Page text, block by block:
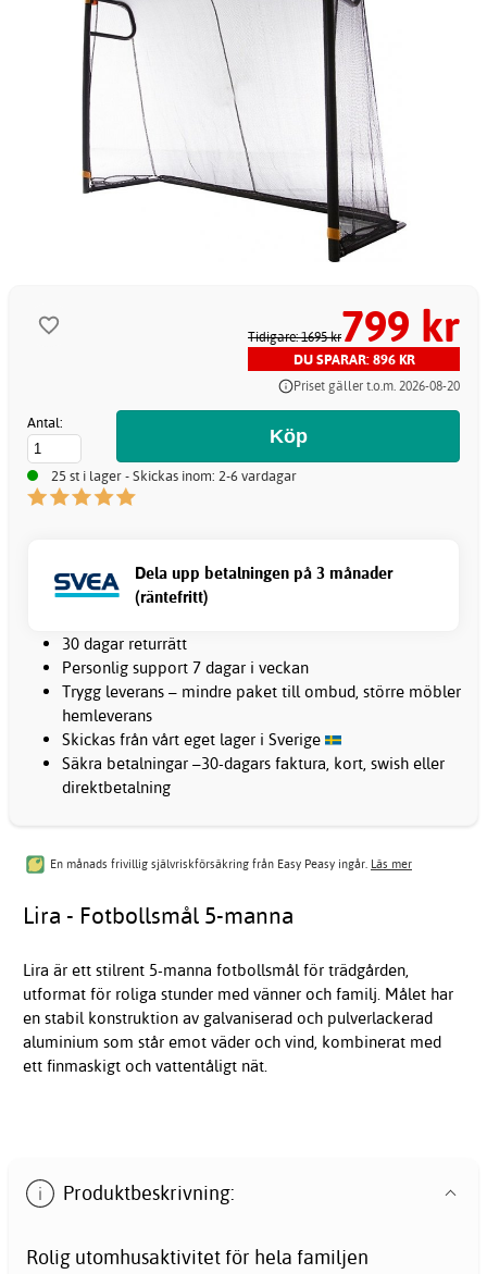
Tidigare: 1695 kr799 kr
DU SPARAR: 896 KR
Priset gäller t.o.m. 2026-08-20
Antal:
25 st i lager - Skickas inom: 2-6 vardagar
Dela upp betalningen på 3 månader
(räntefritt)
30 dagar returrätt
Personlig support 7 dagar i veckan
Trygg leverans – mindre paket till ombud, större möbler
hemleverans
Skickas från vårt eget lager i Sverige
Säkra betalningar –30-dagars faktura, kort, swish eller
direktbetalning
En månads frivillig självriskförsäkring från Easy Peasy ingår. Läs mer
Lira - Fotbollsmål 5-manna
Lira är ett stilrent 5-manna fotbollsmål för trädgården,
utformat för roliga stunder med vänner och familj. Målet har
en stabil konstruktion av galvaniserad och pulverlackerad
aluminium som står emot väder och vind, kombinerat med
ett finmaskigt och vattentåligt nät.
Produktbeskrivning:
Rolig utomhusaktivitet för hela familjen